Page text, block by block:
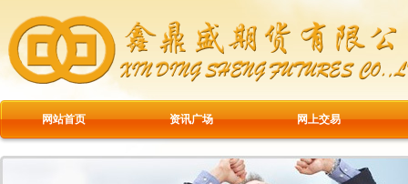
网站首页 资讯广场 网上交易